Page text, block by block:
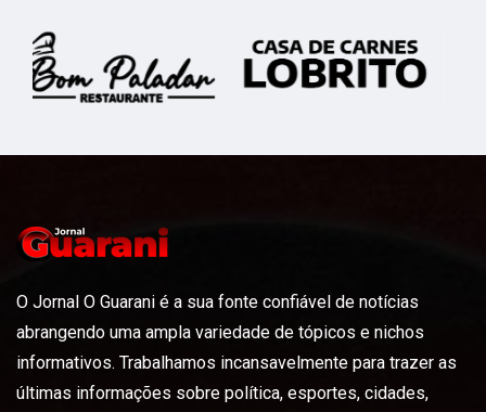
O Jornal O Guarani é a sua fonte confiável de notícias
abrangendo uma ampla variedade de tópicos e nichos
informativos. Trabalhamos incansavelmente para trazer as
últimas informações sobre política, esportes, cidades,